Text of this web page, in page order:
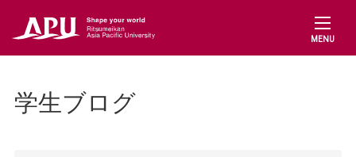
MENU
学生ブログ